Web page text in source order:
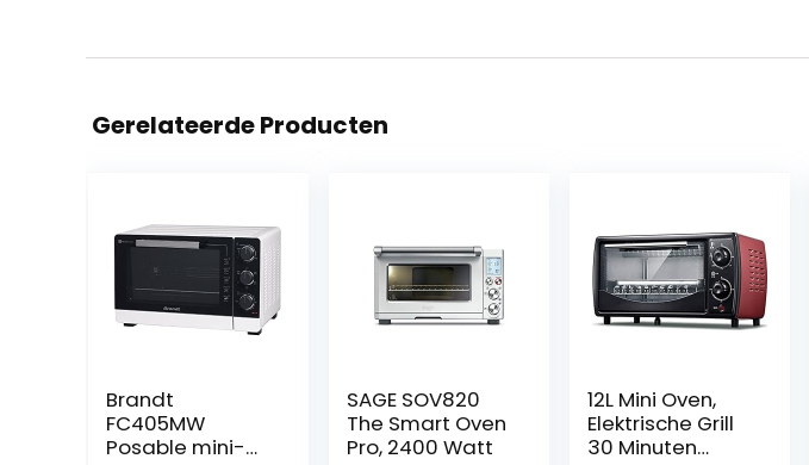
Gerelateerde Producten
Brandt
FC405MW
Posable mini-
SAGE SOV820
The Smart Oven
Pro, 2400 Watt
12L Mini Oven,
Elektrische Grill
30 Minuten